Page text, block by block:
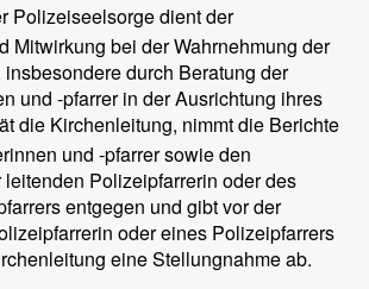
Polizeiseelsorge dient der
Mitwirkung bei der Wahrnehmung der
durch Beratung der
und -pfarrer in der Ausrichtung ihres
die Kirchenleitung, nimmt die Berichte
und -pfarrer sowie den
Polizeipfarrerin oder des
entgegen und gibt vor der
oder eines Polizeipfarrers
eine Stellungnahme ab.